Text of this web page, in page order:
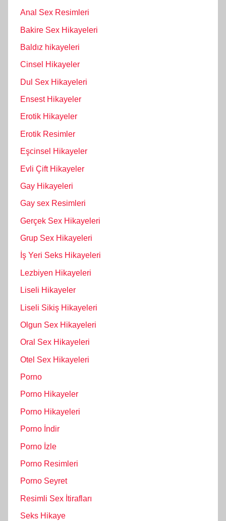
Anal Sex Resimleri
Bakire Sex Hikayeleri
Baldız hikayeleri
Cinsel Hikayeler
Dul Sex Hikayeleri
Ensest Hikayeler
Erotik Hikayeler
Erotik Resimler
Eşcinsel Hikayeler
Evli Çift Hikayeler
Gay Hikayeleri
Gay sex Resimleri
Gerçek Sex Hikayeleri
Grup Sex Hikayeleri
İş Yeri Seks Hikayeleri
Lezbiyen Hikayeleri
Liseli Hikayeler
Liseli Sikiş Hikayeleri
Olgun Sex Hikayeleri
Oral Sex Hikayeleri
Otel Sex Hikayeleri
Porno
Porno Hikayeler
Porno Hikayeleri
Porno İndir
Porno İzle
Porno Resimleri
Porno Seyret
Resimli Sex İtirafları
Seks Hikaye